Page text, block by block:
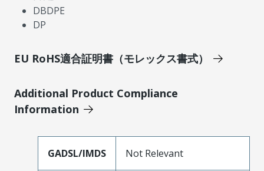
DBDPE
DP
EU RoHS適合証明書（モレックス書式）
Additional Product Compliance
Information
GADSL/IMDS Not Relevant